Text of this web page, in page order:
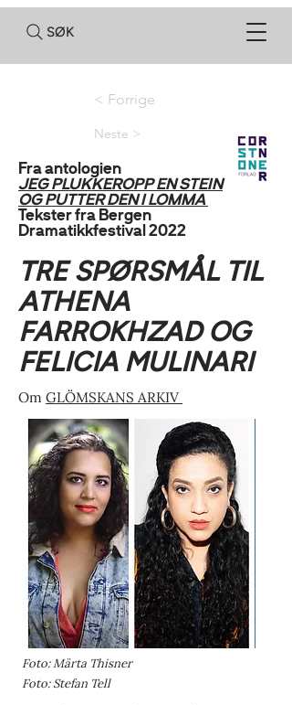
SØK
< Forrige
Neste >
Fra antologien
JEG PLUKKEROPP EN STEIN
OG PUTTER DEN I LOMMA
Tekster fra Bergen
Dramatikkfestival 2022
TRE SPØRSMÅL TIL
ATHENA
FARROKHZAD OG
FELICIA MULINARI
Om GLÖMSKANS ARKIV
Foto: Märta Thisner
Foto: Stefan Tell